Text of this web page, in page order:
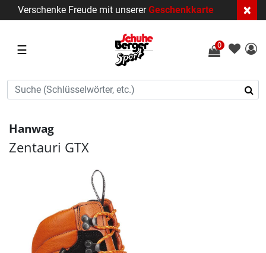
Verschenke Freude mit unsererGeschenkkarte ×
☰ 0
Hanwag
Zentauri GTX